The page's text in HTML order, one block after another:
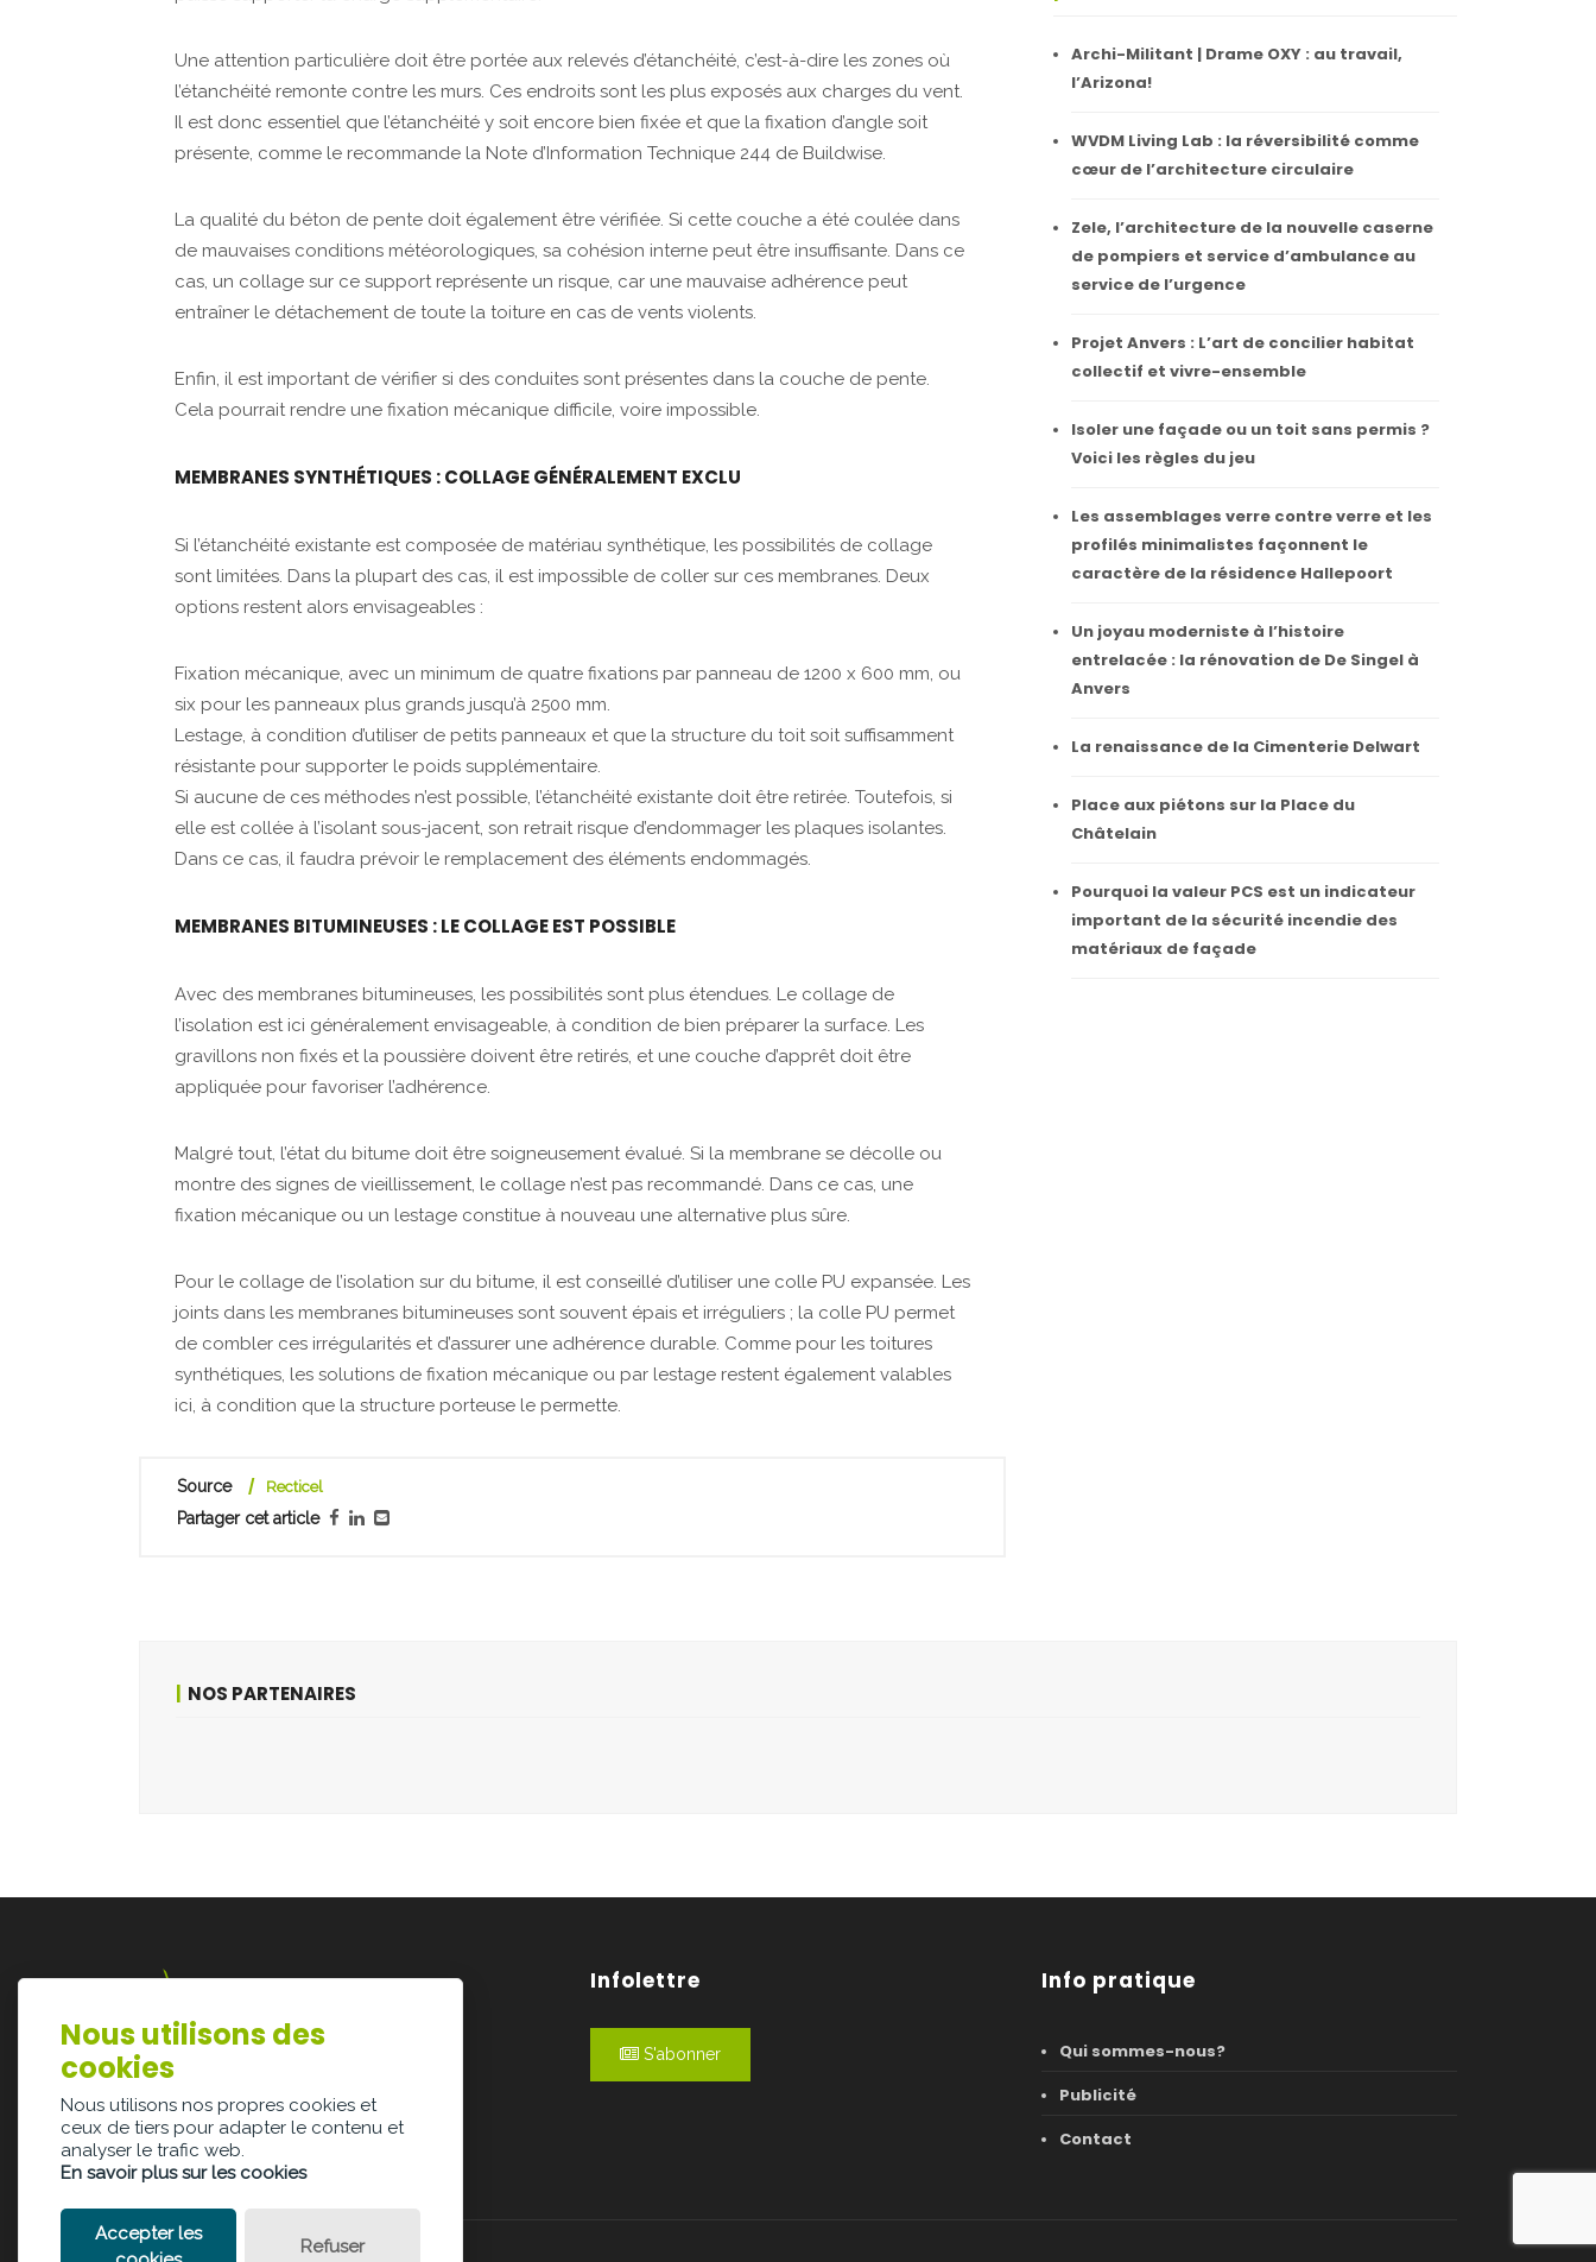
Une attention particulière doit être portée aux relevés d’étanchéité, c’est-à-dire les zones où
l’étanchéité remonte contre les murs. Ces endroits sont les plus exposés aux charges du vent.
Il est donc essentiel que l’étanchéité y soit encore bien fixée et que la fixation d’angle soit
présente, comme le recommande la Note d’Information Technique 244 de Buildwise.
La qualité du béton de pente doit également être vérifiée. Si cette couche a été coulée dans
de mauvaises conditions météorologiques, sa cohésion interne peut être insuffisante. Dans ce
cas, un collage sur ce support représente un risque, car une mauvaise adhérence peut
entraîner le détachement de toute la toiture en cas de vents violents.
Enfin, il est important de vérifier si des conduites sont présentes dans la couche de pente.
Cela pourrait rendre une fixation mécanique difficile, voire impossible.
MEMBRANES SYNTHÉTIQUES : COLLAGE GÉNÉRALEMENT EXCLU
Si l’étanchéité existante est composée de matériau synthétique, les possibilités de collage
sont limitées. Dans la plupart des cas, il est impossible de coller sur ces membranes. Deux
options restent alors envisageables :
Fixation mécanique, avec un minimum de quatre fixations par panneau de 1200 x 600 mm, ou
six pour les panneaux plus grands jusqu’à 2500 mm.
Lestage, à condition d’utiliser de petits panneaux et que la structure du toit soit suffisamment
résistante pour supporter le poids supplémentaire.
Si aucune de ces méthodes n’est possible, l’étanchéité existante doit être retirée. Toutefois, si
elle est collée à l’isolant sous-jacent, son retrait risque d’endommager les plaques isolantes.
Dans ce cas, il faudra prévoir le remplacement des éléments endommagés.
MEMBRANES BITUMINEUSES : LE COLLAGE EST POSSIBLE
Avec des membranes bitumineuses, les possibilités sont plus étendues. Le collage de
l’isolation est ici généralement envisageable, à condition de bien préparer la surface. Les
gravillons non fixés et la poussière doivent être retirés, et une couche d’apprêt doit être
appliquée pour favoriser l’adhérence.
Malgré tout, l’état du bitume doit être soigneusement évalué. Si la membrane se décolle ou
montre des signes de vieillissement, le collage n’est pas recommandé. Dans ce cas, une
fixation mécanique ou un lestage constitue à nouveau une alternative plus sûre.
Pour le collage de l’isolation sur du bitume, il est conseillé d’utiliser une colle PU expansée. Les
joints dans les membranes bitumineuses sont souvent épais et irréguliers ; la colle PU permet
de combler ces irrégularités et d’assurer une adhérence durable. Comme pour les toitures
synthétiques, les solutions de fixation mécanique ou par lestage restent également valables
ici, à condition que la structure porteuse le permette.
Source Recticel
Partager cet article
Archi-Militant | Drame OXY : au travail,
l’Arizona!
WVDM Living Lab : la réversibilité comme
cœur de l’architecture circulaire
Zele, l’architecture de la nouvelle caserne
de pompiers et service d’ambulance au
service de l’urgence
Projet Anvers : L’art de concilier habitat
collectif et vivre-ensemble
Isoler une façade ou un toit sans permis ?
Voici les règles du jeu
Les assemblages verre contre verre et les
profilés minimalistes façonnent le
caractère de la résidence Hallepoort
Un joyau moderniste à l’histoire
entrelacée : la rénovation de De Singel à
Anvers
La renaissance de la Cimenterie Delwart
Place aux piétons sur la Place du
Châtelain
Pourquoi la valeur PCS est un indicateur
important de la sécurité incendie des
matériaux de façade
NOS PARTENAIRES
Lazarijstraat 168
3500 Hasselt
Infolettre
S'abonner
Info pratique
Qui sommes-nous?
Publicité
Contact
Nous utilisons des
cookies
Nous utilisons nos propres cookies et
ceux de tiers pour adapter le contenu et
analyser le trafic web.
En savoir plus sur les cookies
Accepter les
Refuser